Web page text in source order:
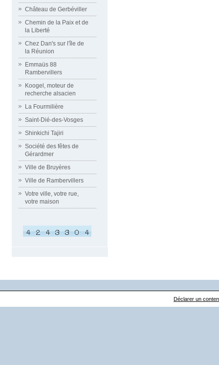
Château de Gerbéviller
Chemin de la Paix et de
la Liberté
Chez Dan's sur l'île de
la Réunion
Emmaüs 88
Rambervillers
Koogel, moteur de
recherche alsacien
La Fourmilière
Saint-Dié-des-Vosges
Shinkichi Tajiri
Société des fêtes de
Gérardmer
Ville de Bruyères
Ville de Rambervillers
Votre ville, votre rue,
votre maison
Déclarer un